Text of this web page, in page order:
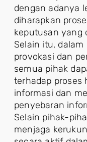
dengan adanya
diharapkan
keputusan yang
Selain itu,
provokasi dan
semua pihak
terhadap proses
informasi dan
penyebaran
Selain pihak-
menjaga